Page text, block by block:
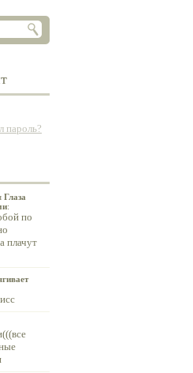
пароль?
Глаза
:
по
плачут